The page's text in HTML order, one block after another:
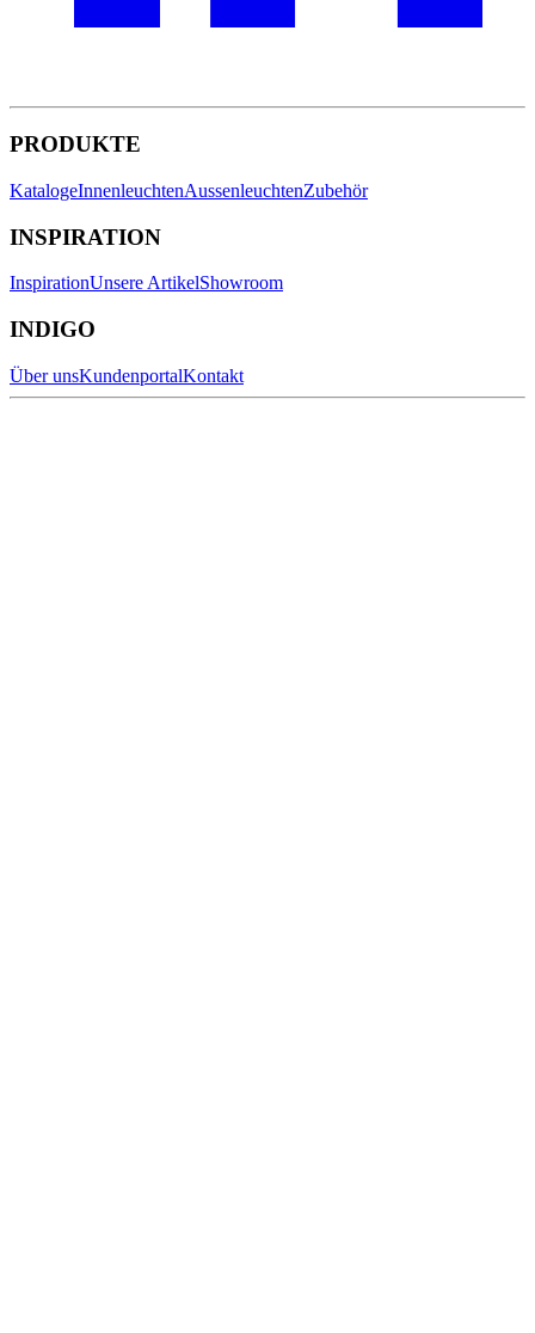
PRODUKTE
KatalogeInnenleuchtenAussenleuchtenZubehör
INSPIRATION
InspirationUnsere ArtikelShowroom
INDIGO
Über unsKundenportalKontakt